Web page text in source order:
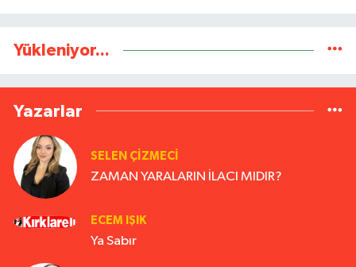
Yükleniyor...
Yazarlar
SELEN ÇİZMECİ
ZAMAN YARALARIN İLACI MIDIR?
ECEM IŞIK
Ya Sabır